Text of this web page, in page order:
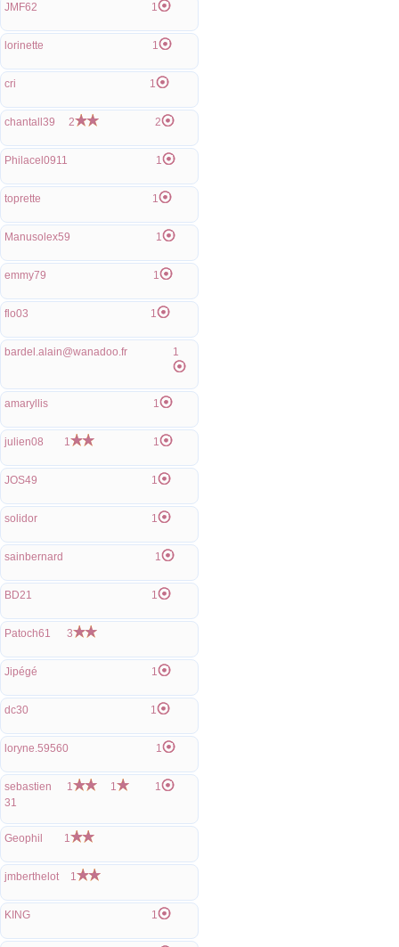
JMF62 1
lorinette 1
cri 1
chantall39 2 2
Philacel0911 1
toprette 1
Manusolex59 1
emmy79 1
flo03 1
bardel.alain@wanadoo.fr 1
amaryllis 1
julien08 1 1
JOS49 1
solidor 1
sainbernard 1
BD21 1
Patoch61 3
Jipégé 1
dc30 1
loryne.59560 1
sebastien
31
1 1 1
Geophil 1
jmberthelot 1
KING 1